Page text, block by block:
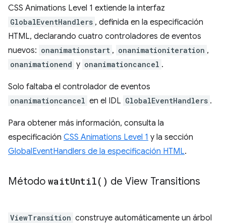
CSS Animations Level 1 extiende la interfaz
GlobalEventHandlers , definida en la especificación
HTML, declarando cuatro controladores de eventos
nuevos: onanimationstart , onanimationiteration ,
onanimationend y onanimationcancel .
Solo faltaba el controlador de eventos
onanimationcancel en el IDL GlobalEventHandlers .
Para obtener más información, consulta la
especificación CSS Animations Level 1 y la sección
GlobalEventHandlers de la especificación HTML.
Método waitUntil( ) de View Transitions
ViewTransition construye automáticamente un árbol